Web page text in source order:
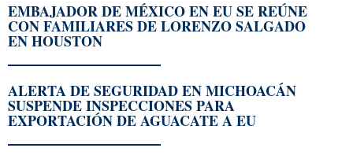
EMBAJADOR DE MÉXICO EN EU SE REÚNE
CON FAMILIARES DE LORENZO SALGADO
EN HOUSTON
ALERTA DE SEGURIDAD EN MICHOACÁN
SUSPENDE INSPECCIONES PARA
EXPORTACIÓN DE AGUACATE A EU